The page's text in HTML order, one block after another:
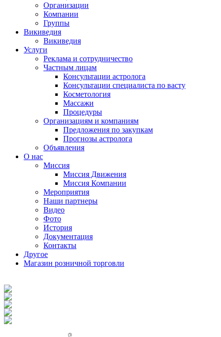
Организации
Компании
Группы
Викиведия
Викиведия
Услуги
Реклама и сотрудничество
Частным лицам
Консультации астролога
Консультации специалиста по васту
Косметология
Массажи
Процедуры
Организациям и компаниям
Предложения по закупкам
Прогнозы астролога
Объявления
О нас
Миссия
Миссия Движения
Миссия Компании
Мероприятия
Наши партнеры
Видео
Фото
История
Документация
Контакты
Другое
Магазин розничной торговли